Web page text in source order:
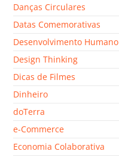
Danças Circulares
Datas Comemorativas
Desenvolvimento Humano
Design Thinking
Dicas de Filmes
Dinheiro
doTerra
e-Commerce
Economia Colaborativa